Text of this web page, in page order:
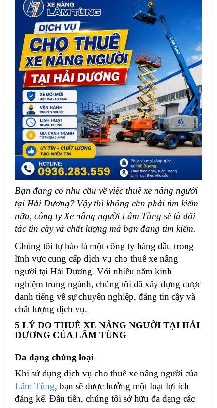
Bạn đang có nhu cầu về việc thuê xe nâng người
tại Hải Dương? Vậy thì không cần phải tìm kiếm
nữa, công ty Xe nâng người Lâm Tùng sẽ là đối
tác tin cậy và chất lượng mà bạn đang tìm kiếm.
Chúng tôi tự hào là một công ty hàng đầu trong
lĩnh vực cung cấp dịch vụ cho thuê xe nâng
người tại Hải Dương. Với nhiều năm kinh
nghiệm trong ngành, chúng tôi đã xây dựng được
danh tiếng về sự chuyên nghiệp, đáng tin cậy và
chất lượng dịch vụ.
5 LÝ DO THUÊ XE NÂNG NGƯỜI TẠI HẢI
DƯƠNG CỦA LÂM TÙNG
Đa dạng chủng loại
Khi sử dụng dịch vụ cho thuê xe nâng người của
Lâm Tùng, bạn sẽ được hưởng một loạt lợi ích
đáng kể. Đầu tiên, chúng tôi sở hữu đa dạng các